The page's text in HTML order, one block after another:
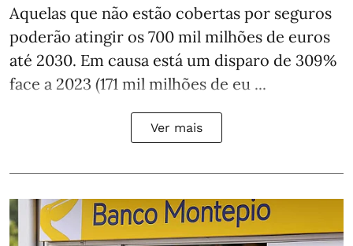
Aquelas que não estão cobertas por seguros
poderão atingir os 700 mil milhões de euros
até 2030. Em causa está um disparo de 309%
face a 2023 (171 mil milhões de eu ...
Ver mais